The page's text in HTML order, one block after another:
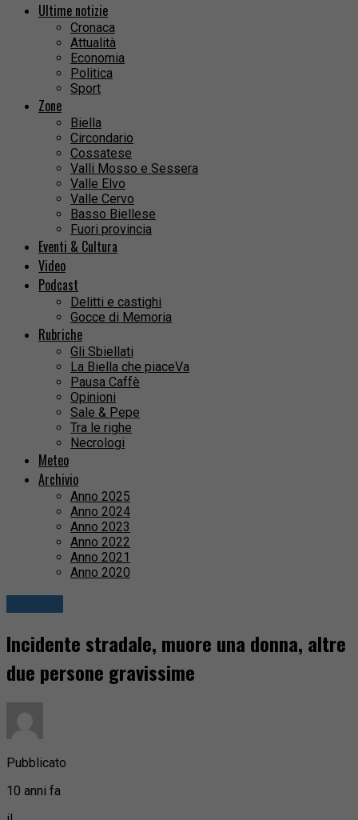
Ultime notizie
Cronaca
Attualità
Economia
Politica
Sport
Zone
Biella
Circondario
Cossatese
Valli Mosso e Sessera
Valle Elvo
Valle Cervo
Basso Biellese
Fuori provincia
Eventi & Cultura
Video
Podcast
Delitti e castighi
Gocce di Memoria
Rubriche
Gli Sbiellati
La Biella che piaceVa
Pausa Caffè
Opinioni
Sale & Pepe
Tra le righe
Necrologi
Meteo
Archivio
Anno 2025
Anno 2024
Anno 2023
Anno 2022
Anno 2021
Anno 2020
Incidente stradale, muore una donna, altre
due persone gravissime
Pubblicato
10 anni fa